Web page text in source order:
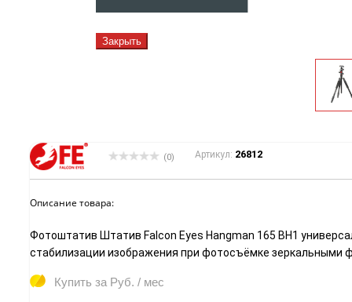
(0) Артикул: 26812
Описание товара:
Фотоштатив Штатив Falcon Eyes Hangman 165 BH1
стабилизации изображения при фотосъёмке зеркальными
Купить за Руб. / мес
Закрыть